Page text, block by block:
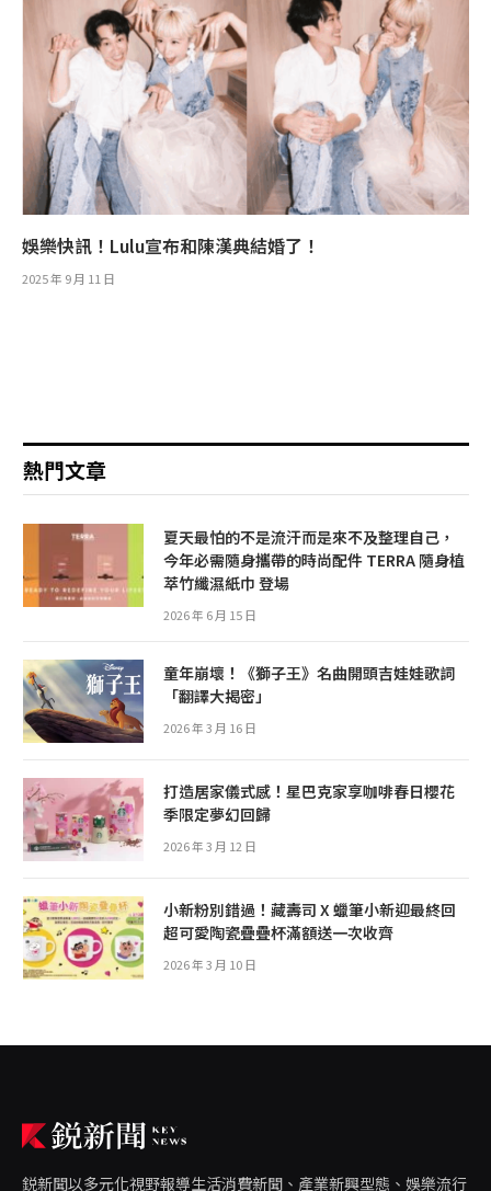
娛樂快訊！Lulu宣布和陳漢典結婚了！
2025 年 9 月 11 日
熱門文章
夏天最怕的不是流汗而是來不及整理自己，
今年必需隨身攜帶的時尚配件 TERRA 隨身植
萃竹纖濕紙巾 登場
2026 年 6 月 15 日
童年崩壞！《獅子王》名曲開頭吉娃娃歌詞
「翻譯大揭密」
2026 年 3 月 16 日
打造居家儀式感！星巴克家享咖啡春日櫻花
季限定夢幻回歸
2026 年 3 月 12 日
小新粉別錯過！藏壽司 X 蠟筆小新迎最終回
超可愛陶瓷疊疊杯滿額送一次收齊
2026 年 3 月 10 日
鋭新聞以多元化視野報導生活消費新聞、產業新興型態、娛樂流行